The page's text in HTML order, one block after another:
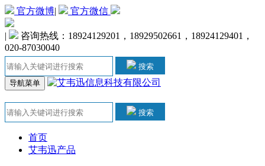
官方微博| 官方微信
|
咨询热线：18924129201，18929502661，18924129401，
020-87030040
搜索
导航菜单
搜索
首页
艾韦迅产品